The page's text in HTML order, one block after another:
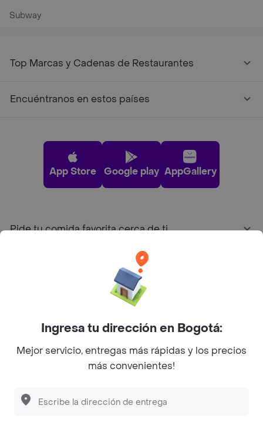
Subway
Top Marcas y Cadenas de Restaurantes
Encuéntranos en estos países
App Store Google play AppGallery
Pide tu comida favorita cerca de ti
Sobre Rappi
Facebook
Twitter
Instagram
©2026Rappi Inc. All rights reserved.
Ingresa tu dirección en Bogotá:
Mejor servicio, entregas más rápidas y los precios
más convenientes!